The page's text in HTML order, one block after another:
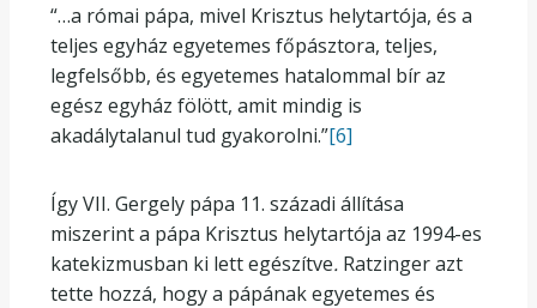
“…a római pápa, mivel Krisztus helytartója, és a
teljes egyház egyetemes főpásztora, teljes,
legfelsőbb, és egyetemes hatalommal bír az
egész egyház fölött, amit mindig is
akadálytalanul tud gyakorolni.”[6]
Így VII. Gergely pápa 11. századi állítása
miszerint a pápa Krisztus helytartója az 1994-es
katekizmusban ki lett egészítve. Ratzinger azt
tette hozzá, hogy a pápának egyetemes és